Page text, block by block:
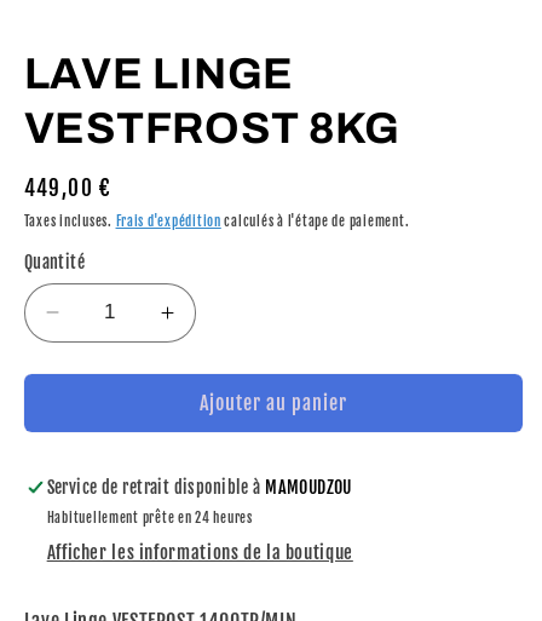
média
dans
une
fenêtre
modale
LAVE LINGE
VESTFROST 8KG
Prix
habituel
449,00 €
Taxes incluses. Frais d'expédition calculés à l'étape de paiement.
Quantité
Réduire
la
quantité
LAVE
VESTFROST
8KG
Augmenter
la
quantité
LAVE
VESTFROST
8KG
Ajouter au panier
Service de retrait disponible à MAMOUDZOU
Habituellement prête en 24 heures
Afficher les informations de la boutique